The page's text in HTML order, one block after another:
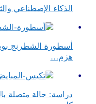
الذكاء الإصطناعي
أسطورة الشطرنج
هزم…
دراسة: حالة متصلة